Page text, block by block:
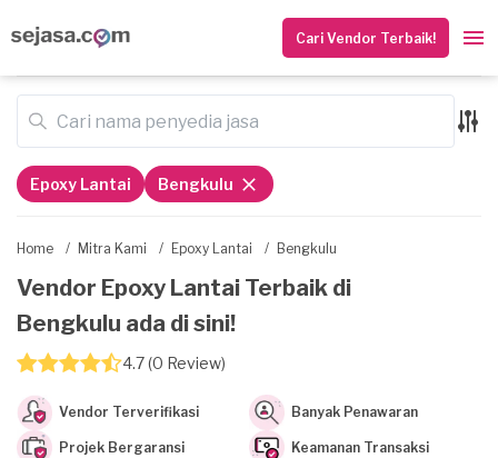
Cari Vendor Terbaik!
Home / Mitra Kami / Epoxy Lantai / Bengkulu
Vendor Epoxy Lantai Terbaik di
Bengkulu ada di sini!
4.7 (0 Review)
Vendor Terverifikasi Banyak Penawaran
Projek Bergaransi Keamanan Transaksi
Epoxy Lantai Bengkulu